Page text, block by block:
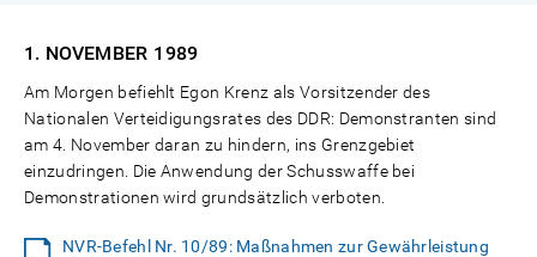
1. NOVEMBER 1989
Am Morgen befiehlt Egon Krenz als Vorsitzender des
Nationalen Verteidigungsrates des DDR: Demonstranten sind
am 4. November daran zu hindern, ins Grenzgebiet
einzudringen. Die Anwendung der Schusswaffe bei
Demonstrationen wird grundsätzlich verboten.
NVR-Befehl Nr. 10/89: Maßnahmen zur Gewährleistung